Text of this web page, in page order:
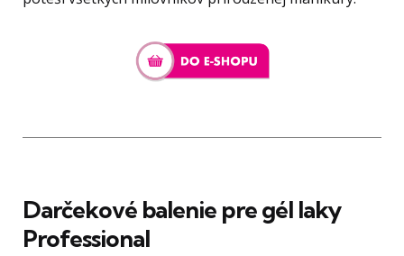
Darčekové balenie pre gél laky
Professional